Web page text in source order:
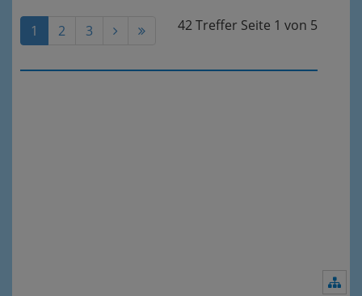
42 Treffer Seite 1 von 5
1 2 3